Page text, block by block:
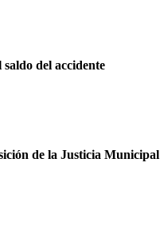
saldo del accidente
de la Justicia Municipal